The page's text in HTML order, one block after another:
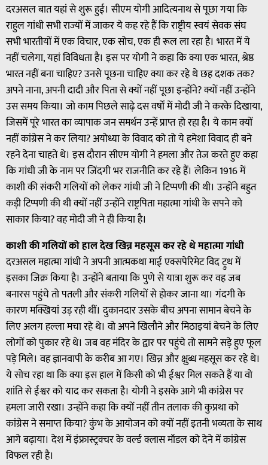
दरअसल बात यहां से शुरू हुई। सीएम योगी आदित्यनाथ से पूछा गया कि
राहुल गांधी सभी राज्यों में जाकर ये कह रहे हैं कि राष्ट्रीय स्वयं सेवक संघ
सभी भारतीयों में एक विचार, एक सोच, एक ही रूल ला रहा है। भारत में ये
नहीं चलेगा, यहां विविधता है। इस पर योगी ने कहा कि क्या एक भारत, श्रेष्ठ
भारत नहीं बना चाहिए? उनसे पूछना चाहिए क्या कर रहे थे छह दशक तक?
अपने नाना, अपनी दादी और पिता से क्यों नहीं पूछा इन्होंने? क्यों नहीं उन्होंने
उस समय किया। जो काम पिछले साढ़े दस वर्षों में मोदी जी ने करके दिखाया,
जिसमें पूरे भारत का व्यापाक जन समर्थन उन्हें प्राप्त हो रहा है। ये काम क्यों
नहीं कांग्रेस ने कर लिया? अयोध्या के विवाद को तो ये हमेशा विवाद ही बने
रहने देना चाहते थे। इस दौरान सीएम योगी ने हमला और तेज करते हुए कहा
कि गांधी जी के नाम पर जिंदगी भर राजनीति कर रहे हैं। लेकिन 1916 में
काशी की संकरी गलियों को लेकर गांधी जी ने टिप्पणी की थी। उन्होंने बहुत
कड़ी टिप्पणी की थी क्यों नहीं उन्होंने राष्ट्रपिता महात्मा गांधी के सपने को
साकार किया? वह मोदी जी ने ही किया है।
काशी की गलियों को हाल देख खिन्न महसूस कर रहे थे महात्मा गांधी
दरअसल महात्मा गांधी ने अपनी आत्मकथा माई एक्सपेरिमेट विद ट्रुथ में
इसका जिक्र किया है। उन्होंने बताया कि पुणे से यात्रा शुरू कर वह जब
बनारस पहुंचे तो पतली और संकरी गलियों से होकर जाना था। गंदगी के
कारण मक्खियां उड़ रही थीं। दुकानदार उसके बीच अपना सामान बेचने के
लिए अलग हल्ला मचा रहे थे। वो अपने खिलौने और मिठाइयां बेचने के लिए
लोगों को पुकार रहे थे। जब वह मंदिर के द्वार पर पहुंचे तो सामने सड़े हुए फूल
पड़े मिले। वह ज्ञानवापी के करीब आ गए। खिन्न और क्षुब्ध महसूस कर रहे थे।
ये सोच रहा था कि क्या इस हाल में किसी को भी ईश्वर मिल सकते हैं या वो
शांति से ईश्वर को याद कर सकता है। योगी ने इसके आगे भी कांग्रेस पर
हमला जारी रखा। उन्होंने कहा कि क्यों नहीं तीन तलाक की कुप्रथा को
कांग्रेस ने समाप्त किया? कुंभ के आयोजन को क्यों नहीं इतनी भव्यता के साथ
आगे बढ़ाया। देश में इंफ्रास्ट्रक्चर के वर्ल्ड क्लास मॉडल को देने में कांग्रेस
विफल रही है।